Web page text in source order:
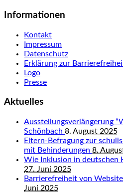
Informationen
Kontakt
Impressum
Datenschutz
Erklärung zur
Logo
Presse
Aktuelles
Ausstellungsverlängerung
Schönbach 8. August 2025
Eltern-Befragung zur
mit Behinderungen 8.
Wie Inklusion in deutschen
27. Juni 2025
Barrierefreiheit von
Juni 2025